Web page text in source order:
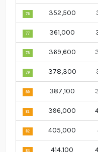
76 352,500
77 361,000
78 369,600
79 378,300
80 387,100
81 396,000
82 405,000
83 414,100